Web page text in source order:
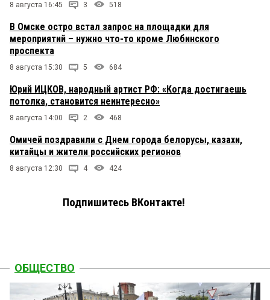
8 августа 16:45 3 518
В Омске остро встал запрос на площадки для
мероприятий – нужно что-то кроме Любинского
проспекта
8 августа 15:30 5 684
Юрий ИЦКОВ, народный артист РФ: «Когда достигаешь
потолка, становится неинтересно»
8 августа 14:00 2 468
Омичей поздравили с Днем города белорусы, казахи,
китайцы и жители российских регионов
8 августа 12:30 4 424
Подпишитесь ВКонтакте!
ОБЩЕСТВО